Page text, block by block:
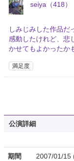
seiya（418）
しみじみした作品だ
感動したけれど、悲
かせてもよかったか
満足度
公演詳細
期間 2007/01/15